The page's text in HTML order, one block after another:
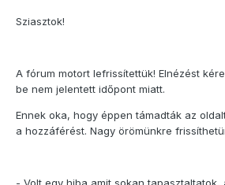
Sziasztok!
A fórum motort lefrissítettük! Elnézést
be nem jelentett időpont miatt.
Ennek oka, hogy éppen támadták az
a hozzáférést. Nagy örömünkre